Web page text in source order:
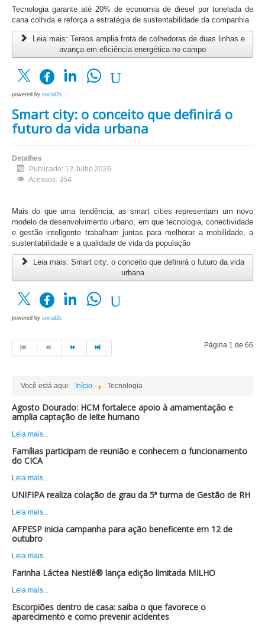
Tecnologia garante até 20% de economia de diesel por tonelada de
cana colhida e reforça a estratégia de sustentabilidade da companhia
Leia mais: Tereos amplia frota de colhedoras de duas linhas e
avança em eficiência energética no campo
powered by social2s
Smart city: o conceito que definirá o
futuro da vida urbana
Detalhes
Publicado: 12 Julho 2026
Acessos: 354
Mais do que uma tendência, as smart cities representam um novo
modelo de desenvolvimento urbano, em que tecnologia, conectividade
e gestão inteligente trabalham juntas para melhorar a mobilidade, a
sustentabilidade e a qualidade de vida da população
Leia mais: Smart city: o conceito que definirá o futuro da vida
urbana
powered by social2s
Página 1 de 66
Você está aqui: Início Tecnologia
Agosto Dourado: HCM fortalece apoio à amamentação e
amplia captação de leite humano
Leia mais...
Famílias participam de reunião e conhecem o funcionamento
do CICA
Leia mais...
UNIFIPA realiza colação de grau da 5ª turma de Gestão de RH
Leia mais...
AFPESP inicia campanha para ação beneficente em 12 de
outubro
Leia mais...
Farinha Láctea Nestlé® lança edição limitada MILHO
Leia mais...
Escorpiões dentro de casa: saiba o que favorece o
aparecimento e como prevenir acidentes